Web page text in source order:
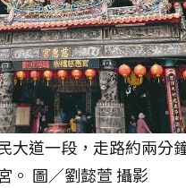
大道一段，走路約兩分
。 圖／劉懿萱 攝影